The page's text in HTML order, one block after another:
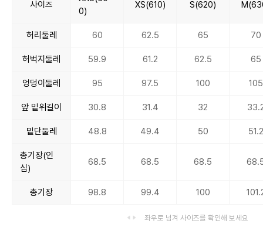
사이즈
0)
XS(610) S(620)
허리둘레 60 62.5 65 70
허벅지둘레 59.9 61.2 62.5 65
엉덩이둘레 95 97.5 100 105
앞 밑위길이 30.8 31.4 32
밑단둘레 48.8 49.4 50 51.2
총기장(인
심)
68.5 68.5 68.5
총기장 98.8 99.4 100
좌우로 넘겨 사이즈를 확인해 보세요